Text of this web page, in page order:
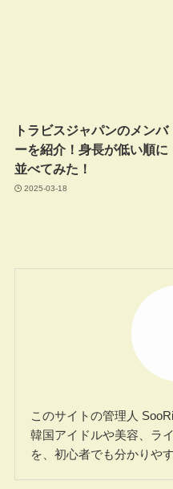
トラビスジャパンのメンバ
ーを紹介！身長が低い順に
並べてみた！
2025-03-18
このサイトの管理人 SooRi
韓国アイドルや美容、ラ
を、初心者でも分かりや